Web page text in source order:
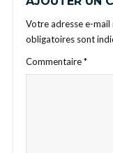
Votre adresse e-mail
obligatoires sont
Commentaire*